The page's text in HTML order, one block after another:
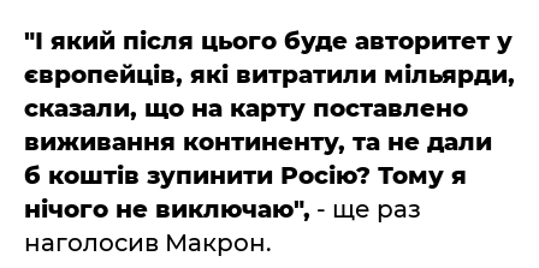
"І який після цього буде авторитет у
європейців, які витратили мільярди,
сказали, що на карту поставлено
виживання континенту, та не дали
б коштів зупинити Росію? Тому я
нічого не виключаю", - ще раз
наголосив Макрон.